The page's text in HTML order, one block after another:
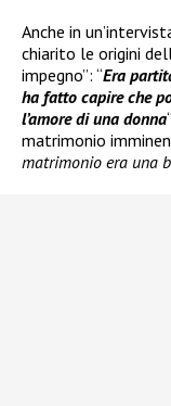
Anche in
chiarito le origini
impegno”: “Era
ha fatto capire che
l’amore di una donna
matrimonio
matrimonio era una